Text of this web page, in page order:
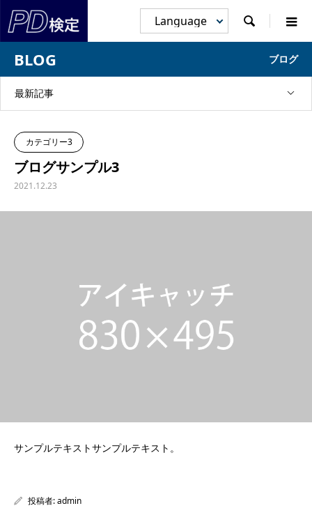

BLOG ブログ
最新記事
カテゴリー3
ブログサンプル3
2021.12.23
サンプルテキストサンプルテキスト。
投稿者:admin